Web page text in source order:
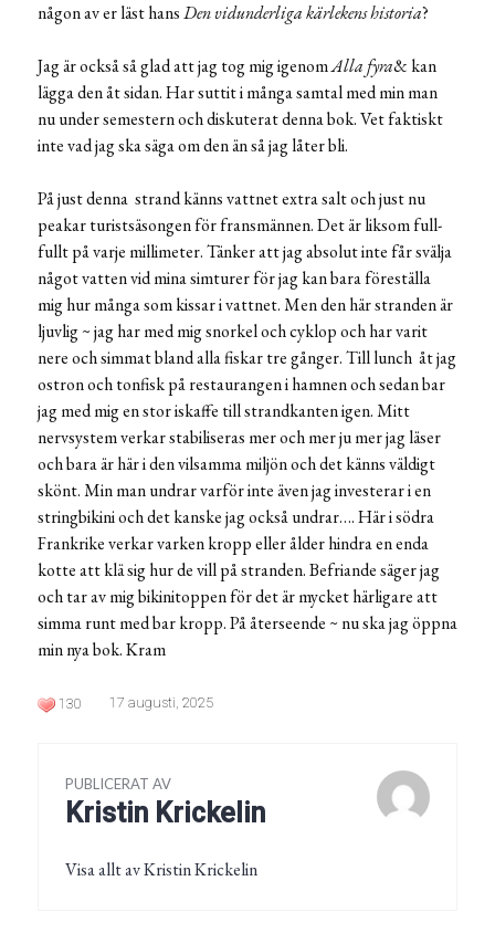
någon av er läst hansDen vidunderliga kärlekens historia?
Jag är också så glad att jag tog mig igenomAlla fyra& kan
lägga den åt sidan. Har suttit i många samtal med min man
nu under semestern och diskuterat denna bok. Vet faktiskt
inte vad jag ska säga om den än så jag låter bli.
På just denna strand känns vattnet extra salt och just nu
peakar turistsäsongen för fransmännen. Det är liksom full-
fullt på varje millimeter. Tänker att jag absolut inte får svälja
något vatten vid mina simturer för jag kan bara föreställa
mig hur många som kissar i vattnet. Men den här stranden är
ljuvlig ~ jag har med mig snorkel och cyklop och har varit
nere och simmat bland alla fiskar tre gånger. Till lunch åt jag
ostron och tonfisk på restaurangen i hamnen och sedan bar
jag med mig en stor iskaffe till strandkanten igen. Mitt
nervsystem verkar stabiliseras mer och mer ju mer jag läser
och bara är här i den vilsamma miljön och det känns väldigt
skönt. Min man undrar varför inte även jag investerar i en
stringbikini och det kanske jag också undrar…. Här i södra
Frankrike verkar varken kropp eller ålder hindra en enda
kotte att klä sig hur de vill på stranden. Befriande säger jag
och tar av mig bikinitoppen för det är mycket härligare att
simma runt med bar kropp. På återseende ~ nu ska jag öppna
min nya bok. Kram
130 17 augusti, 2025
PUBLICERAT AV
Kristin Krickelin
Visa allt av Kristin Krickelin